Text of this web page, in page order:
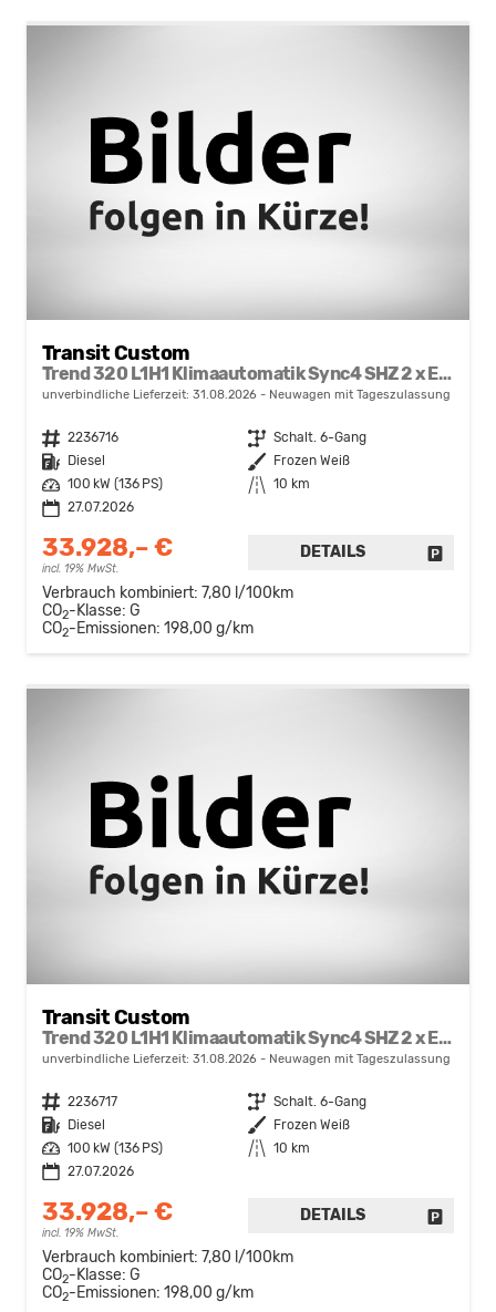
Transit Custom
Trend 320 L1H1 Klimaautomatik Sync4 SHZ 2 x Einparkhilfe Kamera 5JG
unverbindliche Lieferzeit: 31.08.2026 Neuwagen mit Tageszulassung
Fahrzeugnr. 2236716 Getriebe Schalt. 6-Gang
Kraftstoff
Diesel Außenfarbe
Frozen Weiß
Leistung
100 kW (136 PS) Kilometerstand
10 km
27.07.2026
33.928,– €
incl. 19% MwSt.
DETAILS
Verbrauch kombiniert: 7,80 l/100km
CO2-Klasse: G
CO2-Emissionen: 198,00 g/km
Transit Custom
Trend 320 L1H1 Klimaautomatik Sync4 SHZ 2 x Einparkhilfe Kamera 5JG
unverbindliche Lieferzeit: 31.08.2026 Neuwagen mit Tageszulassung
Fahrzeugnr. 2236717 Getriebe Schalt. 6-Gang
Kraftstoff
Diesel Außenfarbe
Frozen Weiß
Leistung
100 kW (136 PS) Kilometerstand
10 km
27.07.2026
33.928,– €
incl. 19% MwSt.
DETAILS
Verbrauch kombiniert: 7,80 l/100km
CO2-Klasse: G
CO2-Emissionen: 198,00 g/km